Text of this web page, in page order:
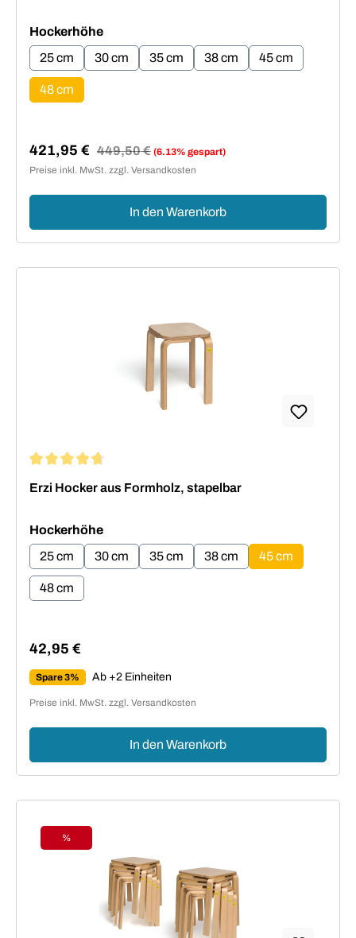
Hockerhöheauswählen
25 cm
30 cm 35 cm 38 cm 45 cm
48 cm
Verkaufspreis:
421,95 € Regulärer Preis:
449,50 € (6.13% gespart)
Preise inkl. MwSt. zzgl. Versandkosten
In den Warenkorb
Erzi Hocker aus Formholz, stapelbar
Hockerhöheauswählen
25 cm
30 cm 35 cm 38 cm 45 cm
48 cm
Regulärer Preis:
42,95 €
Spare 3% Ab +2 Einheiten
Preise inkl. MwSt. zzgl. Versandkosten
In den Warenkorb
Rabatt
%